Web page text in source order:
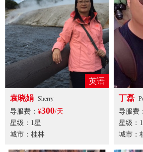
英语
袁晓娟 Sherry
导服费： ¥300/天
星级：1星
城市：桂林
丁磊
导服费：
星级：
城市：